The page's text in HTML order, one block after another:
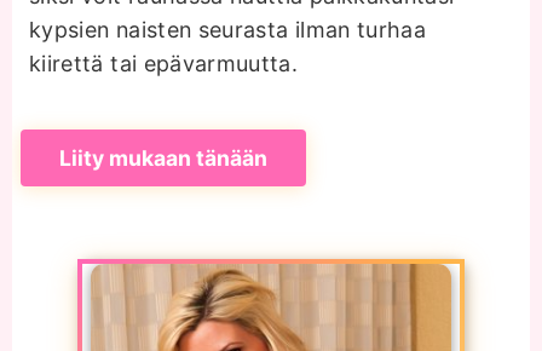
kypsien naisten seurasta ilman turhaa
kiirettä tai epävarmuutta.
Liity mukaan tänään